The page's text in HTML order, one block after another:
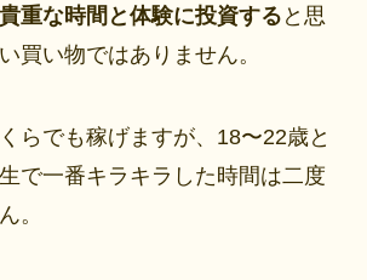
重な時間と体験に投資する と思
買い物ではありません。
らでも稼げますが、18〜22歳と
で一番キラキラした時間は二度
。